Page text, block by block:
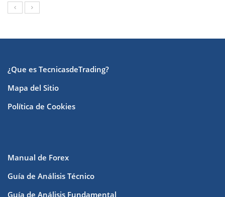
¿Que es TecnicasdeTrading?
Mapa del Sitio
Política de Cookies
Manual de Forex
Guía de Análisis Técnico
Guía de Análisis Fundamental